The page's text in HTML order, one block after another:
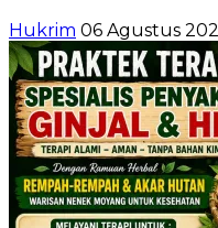
Hukrim 06 Agustus